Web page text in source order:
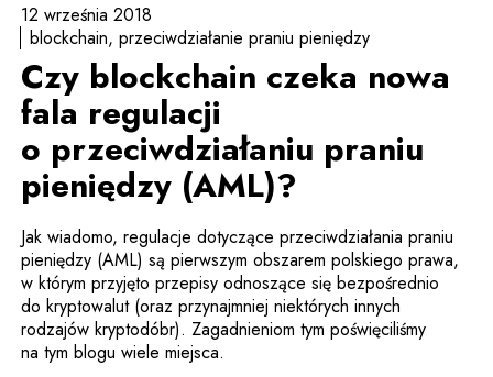
12 września 2018
blockchain przeciwdziałanie praniu pieniędzy
Czy blockchain czeka nowa
fala regulacji
o przeciwdziałaniu praniu
pieniędzy (AML)?
Jak wiadomo, regulacje dotyczące przeciwdziałania praniu
pieniędzy (AML) są pierwszym obszarem polskiego prawa,
w którym przyjęto przepisy odnoszące się bezpośrednio
do kryptowalut (oraz przynajmniej niektórych innych
rodzajów kryptodóbr). Zagadnieniom tym poświęciliśmy
na tym blogu wiele miejsca.